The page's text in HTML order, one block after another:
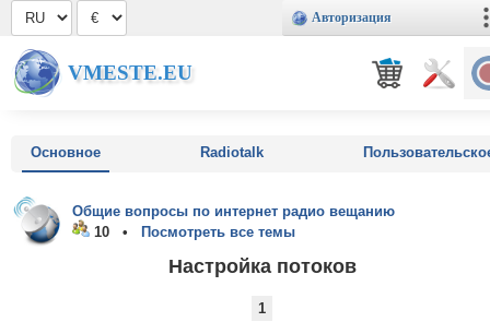
Авторизация
VMESTE.EU
Основное Radiotalk
Общие вопросы по интернет радио вещанию
10 •
Посмотреть все темы
Настройка потоков
1